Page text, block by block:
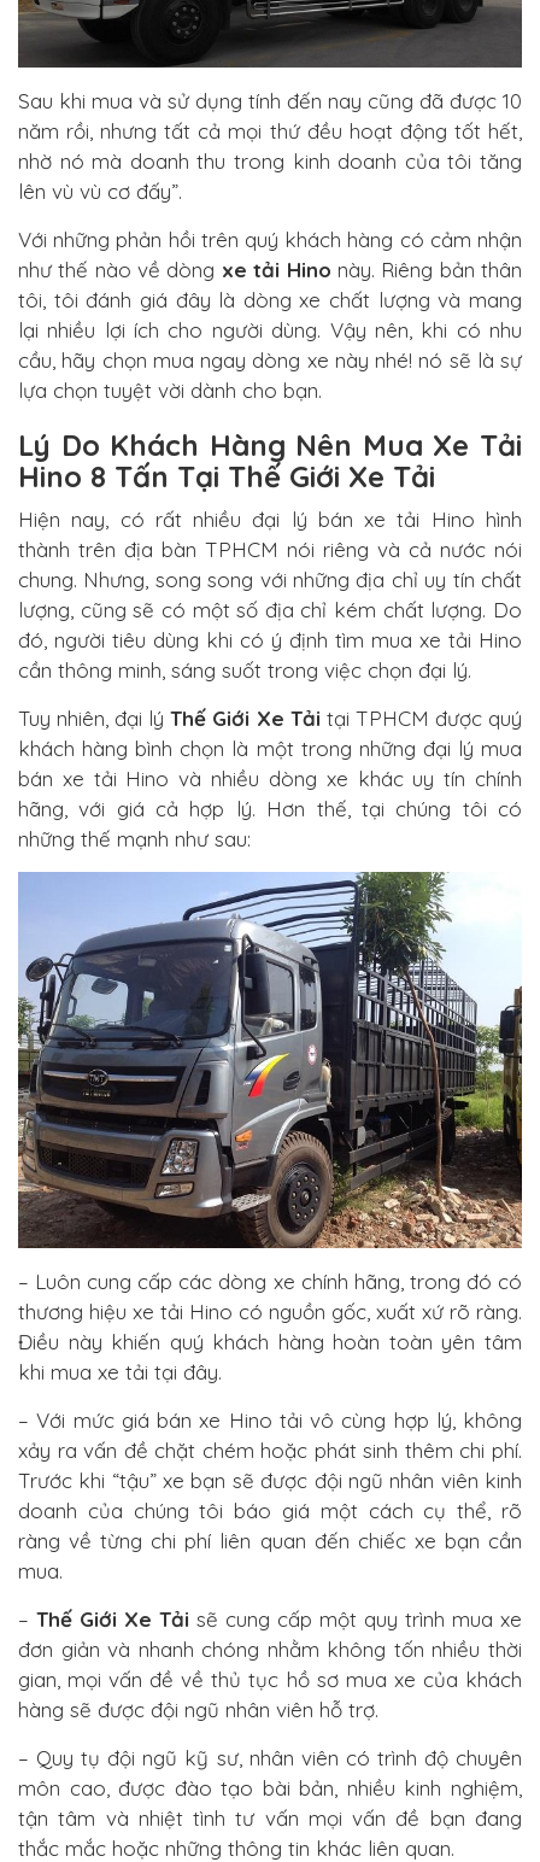
Sau khi mua và sử dụng tính đến nay cũng đã được 10
năm rồi, nhưng tất cả mọi thứ đều hoạt động tốt hết,
nhờ nó mà doanh thu trong kinh doanh của tôi tăng
lên vù vù cơ đấy”.
Với những phản hồi trên quý khách hàng có cảm nhận
như thế nào về dòng xe tải Hino này. Riêng bản thân
tôi, tôi đánh giá đây là dòng xe chất lượng và mang
lại nhiều lợi ích cho người dùng. Vậy nên, khi có nhu
cầu, hãy chọn mua ngay dòng xe này nhé! nó sẽ là sự
lựa chọn tuyệt vời dành cho bạn.
Lý Do Khách Hàng Nên Mua Xe Tải
Hino 8 Tấn Tại Thế Giới Xe Tải
Hiện nay, có rất nhiều đại lý bán xe tải Hino hình
thành trên địa bàn TPHCM nói riêng và cả nước nói
chung. Nhưng, song song với những địa chỉ uy tín chất
lượng, cũng sẽ có một số địa chỉ kém chất lượng. Do
đó, người tiêu dùng khi có ý định tìm mua xe tải Hino
cần thông minh, sáng suốt trong việc chọn đại lý.
Tuy nhiên, đại lýThế Giới Xe Tải tại TPHCM được quý
khách hàng bình chọn là một trong những đại lý mua
bán xe tải Hino và nhiều dòng xe khác uy tín chính
hãng, với giá cả hợp lý. Hơn thế, tại chúng tôi có
những thế mạnh như sau:
– Luôn cung cấp các dòng xe chính hãng, trong đó có
thương hiệu xe tải Hino có nguồn gốc, xuất xứ rõ ràng.
Điều này khiến quý khách hàng hoàn toàn yên tâm
khi mua xe tải tại đây.
– Với mức giá bán xe Hino tải vô cùng hợp lý, không
xảy ra vấn đề chặt chém hoặc phát sinh thêm chi phí.
Trước khi “tậu” xe bạn sẽ được đội ngũ nhân viên kinh
doanh của chúng tôi báo giá một cách cụ thể, rõ
ràng về từng chi phí liên quan đến chiếc xe bạn cần
mua.
– Thế Giới Xe Tải sẽ cung cấp một quy trình mua xe
đơn giản và nhanh chóng nhằm không tốn nhiều thời
gian, mọi vấn đề về thủ tục hồ sơ mua xe của khách
hàng sẽ được đội ngũ nhân viên hỗ trợ.
– Quy tụ đội ngũ kỹ sư, nhân viên có trình độ chuyên
môn cao, được đào tạo bài bản, nhiều kinh nghiệm,
tận tâm và nhiệt tình tư vấn mọi vấn đề bạn đang
thắc mắc hoặc những thông tin khác liên quan.